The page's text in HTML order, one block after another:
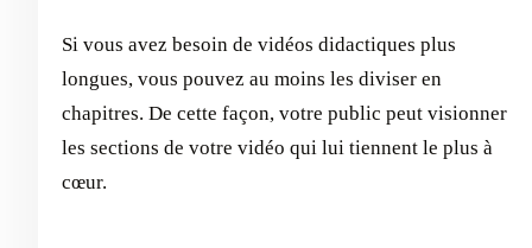
Si vous avez besoin de vidéos didactiques plus
longues, vous pouvez au moins les diviser en
chapitres. De cette façon, votre public peut visionner
les sections de votre vidéo qui lui tiennent le plus à
cœur.